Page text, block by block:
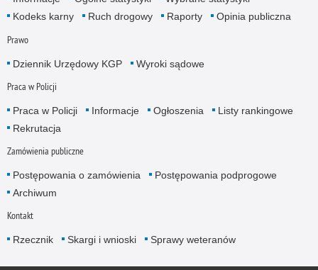
Kodeks karny
Ruch drogowy Raporty Opinia publiczna
Prawo
Dziennik Urzędowy KGP Wyroki sądowe
Praca w Policji
Praca w Policji Informacje Ogłoszenia
Listy rankingowe
Rekrutacja
Zamówienia publiczne
Postępowania o zamówienia
Postępowania podprogowe
Archiwum
Kontakt
Rzecznik Skargi i wnioski Sprawy weteranów